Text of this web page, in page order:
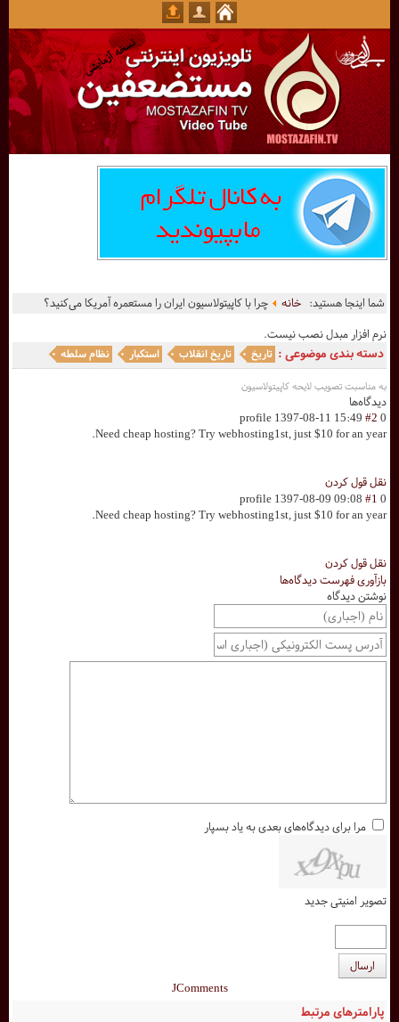
شما اینجا هستید:خانه
چرا با کاپیتولاسیون ایران را مستعمره آمریکا می‌کنید؟
نرم افزار مبدل نصب نیست.
دسته بندی موضوعی : تاریخ تاریخ انقلاب استکبار نظام سلطه
به مناسبت تصویب لایحه کاپیتولاسیون
پارامترهای مرتبط
دیدگاه‌ها
0
#2
profile 1397-08-11 15:49
Need cheap hosting? Try webhosting1st, just $10 for an year.
نقل قول کردن
0
#1
profile 1397-08-09 09:08
Need cheap hosting? Try webhosting1st, just $10 for an year.
نقل قول کردن
بازآوری فهرست دیدگاه‌ها
نوشتن دیدگاه
مرا برای دیدگاه‌های بعدی به یاد بسپار
تصویر امنیتی جدید
ارسال
JComments